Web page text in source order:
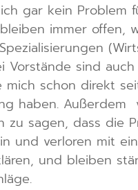
gar kein Problem
immer offen,
sind
mich schon direkt
haben. Außerdem
sagen, dass die
und verloren mit
und bleiben